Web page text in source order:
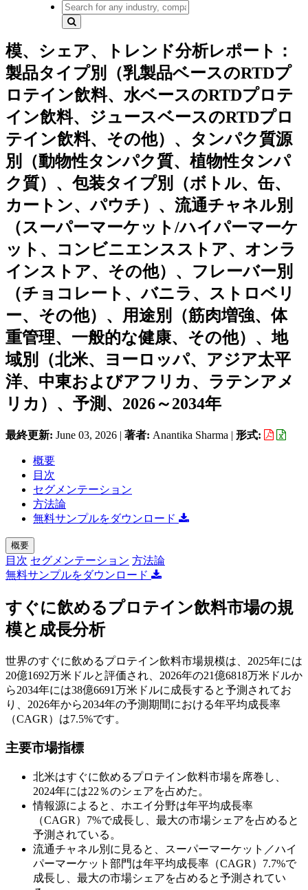
模、シェア、トレンド分析レポート：
製品タイプ別（乳製品ベースのRTDプ
ロテイン飲料、水ベースのRTDプロテ
イン飲料、ジュースベースのRTDプロ
テイン飲料、その他）、タンパク質源
別（動物性タンパク質、植物性タンパ
ク質）、包装タイプ別（ボトル、缶、
カートン、パウチ）、流通チャネル別
（スーパーマーケット/ハイパーマーケ
ット、コンビニエンスストア、オンラ
インストア、その他）、フレーバー別
（チョコレート、バニラ、ストロベリ
ー、その他）、用途別（筋肉増強、体
重管理、一般的な健康、その他）、地
域別（北米、ヨーロッパ、アジア太平
洋、中東およびアフリカ、ラテンアメ
リカ）、予測、2026～2034年
最終更新: June 03, 2026 | 著者: Anantika Sharma | 形式:
概要
目次
セグメンテーション
方法論
無料サンプルをダウンロード
概要
目次 セグメンテーション 方法論
無料サンプルをダウンロード
すぐに飲めるプロテイン飲料市場の規
模と成長分析
世界のすぐに飲めるプロテイン飲料市場規模は、2025年には
20億1692万米ドルと評価され、2026年の21億6818万米ドルか
ら2034年には38億6691万米ドルに成長すると予測されてお
り、2026年から2034年の予測期間における年平均成長率
（CAGR）は7.5%です。
主要市場指標
北米はすぐに飲めるプロテイン飲料市場を席巻し、
2024年には22％のシェアを占めた。
情報源によると、ホエイ分野は年平均成長率
（CAGR）7%で成長し、最大の市場シェアを占めると
予測されている。
流通チャネル別に見ると、スーパーマーケット／ハイ
パーマーケット部門は年平均成長率（CAGR）7.7%で
成長し、最大の市場シェアを占めると予測されてい